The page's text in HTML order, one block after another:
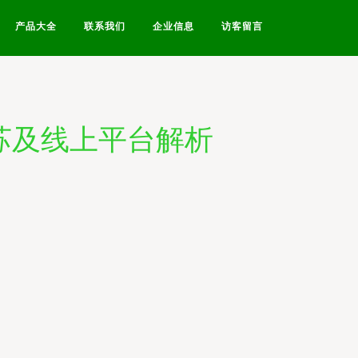
产品大全 联系我们 企业信息 访客留言
及线上平台解析